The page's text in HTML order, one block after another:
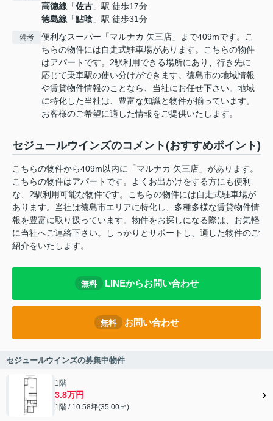
高徳線 「佐古 」駅 徒歩17分
徳島線 「鮎喰 」駅 徒歩31分
備考
便利なスーパー「マルナカ 矢三店」まで409mです。こ
ちらの物件には自走式駐車場があります。こちらの物件
はアパートです。2駅利用できる場所にあり、行き先に
応じて乗車駅の使い分けができます。徳島市の地域情報
や賃貸物件情報のことなら、当社にお任せ下さい。地域
に特化した当社は、豊富な知識と物件が揃っています。
お客様のご希望に適した情報をご提供いたします。
セジュールウインズのコメント(おすすめポイント)
こちらの物件から409m以内に「マルナカ 矢三店」があります。
こちらの物件はアパートです。よくお出かけをする方にも便利
な、2駅利用可能な物件です。こちらの物件には自走式駐車場が
あります。当社は徳島市エリアに特化し、多種多様な賃貸物件情
報を豊富に取り扱っています。物件をお探しになる際は、お気軽
に当社へご連絡下さい。しっかりとサポートし、適した物件のご
紹介をいたします。
無料 LINEからお問い合わせ
無料 お問い合わせ
セジュールウインズの募集中物件
1階
3.8万円
1階 / 10.58坪(35.00㎡)